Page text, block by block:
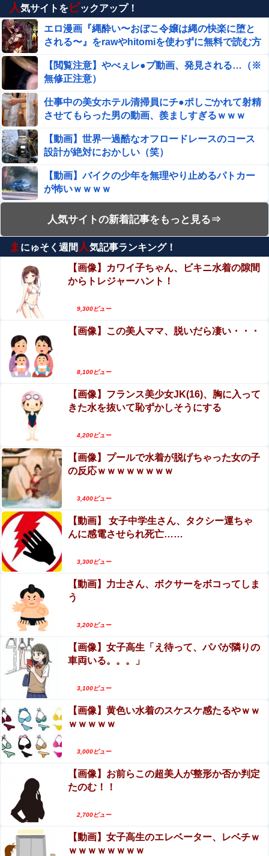
高橋洋一「相続税減税しないと俺たち金持ちは日本から出
ていく」ゾゾ前澤「出ていって下さい」
テスラ、26年中に日本の納車拠点を6割増 販売急増によ
る混乱収拾へ
菅原咲月ちゃん、完全サプライズで号泣！？【乃木坂46】
【続報】ショートスリーパー堀大輔、頭頂部の進行が限界
→大谷ら4選手と睡眠比較され晒されるｗｗｗ他
【動画】 ロシアの少年、姉（14）の水着姿に○起してしま
うｗｗｗｗｗｗ
外国人「狂気の沙汰だ」FIFA会長、再選の支持見返りにモ
ロッコへ2030年W杯決勝の開催を打診か！海外から批判殺
到！【海外の反応】
【悲報】 テレ東の若手女子アナ「国民が勝手に我々取材陣
にカメラを向けるな！」→何様のつもりだと炎上ｗｗｗｗ
ｗｗ
【閲覧注意】アフリカで ”魔女狩り” され死亡した女子、
とんでもなくエロい体してると話題に
【画像】 JSJCの開脚トレーニング、ほぼ性交ｗｗｗｗｗ
ｗｗｗｗｗｗ
【画像】創価大学の女子大生、エッッッッッッッッッッッ
ッッッッッ！
【朗報】秋田県、オイルマネーが転がり込んでガチで東北
最強へｗｗｗｗｗｗｗｗｗｗｗｗ
【外国人問題】 小野田紀美大臣「議論すべき時だ」
→SNS「まだ議論もしてなかったんだ...」→小野田大臣
「これが進歩状況です」めちゃくちゃ仕事して...
【画像】45歳女のビキニ水着姿
wwwwwwwwwwwwwww
浦野芽良アナ ピタピタ透けニットの乗せ乳！！【GIF動
画あり】
Powered by livedoor 相互RSS
人気サイトを ピックアップ！
エロ漫画『縄酔い〜おぼこ令嬢は縄の快楽に堕と
される〜』をrawやhitomiを使わずに無料で読む方
【閲覧注意】やべぇレ●プ動画、発見される…（※
無修正注意）
仕事中の美女ホテル清掃員にチ●ポしごかれて射精
させてもらった男の動画、羨ましすぎるｗｗｗ
【動画】世界一過酷なオフロードレースのコース
設計が絶対におかしい（笑）
【動画】バイクの少年を無理やり止めるパトカー
が怖いｗｗｗｗ
【閲覧注意】アフリカで 魔女狩り され死亡した女
子、とんでもなくエロい体してると話題に
エロ漫画『むっつり赤ずきんくんからは逃げられ
ない』をrawやhitomiを使わずに無料で読む方法
【動画】これは怖い。三重の国道23号で撮影され
までめくらせてしまうｗｗｗｗｗｗ
【第4弾】FANZA「50％OFFキャンペーン」開
催！遂に明日10時まで！まだ間に合う注目作品は
【衝撃】吉岡里帆さん「豊臣兄弟」でおっぱいを
自ら差し出して触らせる・・・
エロ漫画『托卵の娘2』をrawやhitomiを使わずに
無料で読む方法│太郎プロジェクト
人気サイトの新着記事をもっと見る⇒
ま にゅそく週間 人気記事ランキング！
【画像】カワイ子ちゃん、ビキニ水着の隙間
からトレジャーハント！
9,300ビュー
【画像】この美人ママ、脱いだら凄い・・・
8,100ビュー
【画像】フランス美少女JK(16)、胸に入って
きた水を抜いて恥ずかしそうにする
4,200ビュー
【画像】プールで水着が脱げちゃった女の子
の反応ｗｗｗｗｗｗｗｗ
3,400ビュー
【動画】 女子中学生さん、タクシー運ちゃ
んに感電させられ死亡……
3,300ビュー
【動画】力士さん、ボクサーをボコってしま
う
3,200ビュー
【画像】女子高生「え待って、パパが隣りの
車両いる。。。」
3,100ビュー
【画像】黄色い水着のスケスケ感たるやｗｗ
ｗｗｗｗｗ
3,000ビュー
【画像】お前らこの超美人が整形か否か判定
たのむ！！
2,700ビュー
【動画】女子高生のエレベーター、レベチｗ
ｗｗｗｗｗｗｗｗ